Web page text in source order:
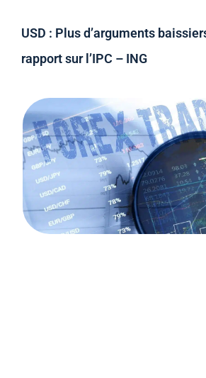
USD : Plus d’arguments
rapport sur l’IPC – ING